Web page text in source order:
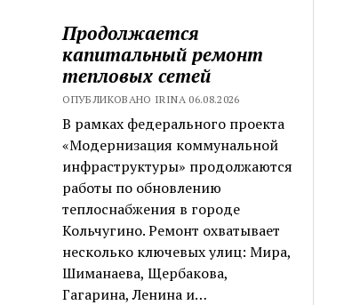
Продолжается
капитальный ремонт
тепловых сетей
ОПУБЛИКОВАНО IRINA 06.08.2026
В рамках федерального проекта
«Модернизация коммунальной
инфраструктуры» продолжаются
работы по обновлению
теплоснабжения в городе
Кольчугино. Ремонт охватывает
несколько ключевых улиц: Мира,
Шиманаева, Щербакова,
Гагарина, Ленина и…